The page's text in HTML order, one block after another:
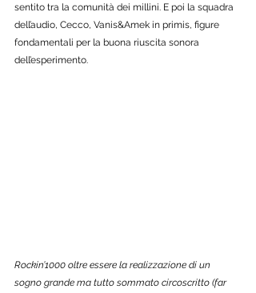
sentito tra la comunità dei millini. E poi la squadra
dell’audio, Cecco, Vanis&Amek in primis, figure
fondamentali per la buona riuscita sonora
dell’esperimento.
Rockin’1000 oltre essere la realizzazione di un
sogno grande ma tutto sommato circoscritto (far